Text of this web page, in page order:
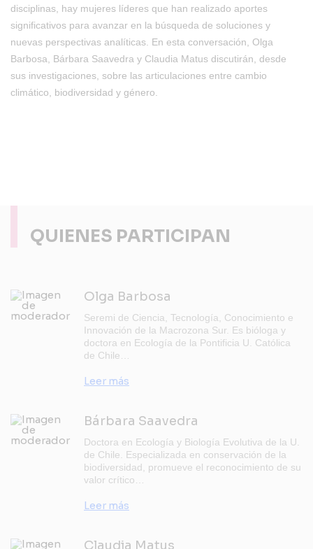
disciplinas, hay mujeres líderes que han realizado aportes
significativos para avanzar en la búsqueda de soluciones y
nuevas perspectivas analíticas. En esta conversación, Olga
Barbosa, Bárbara Saavedra y Claudia Matus discutirán, desde
sus investigaciones, sobre las articulaciones entre cambio
climático, biodiversidad y género.
QUIENES PARTICIPAN
Olga Barbosa
Seremi de Ciencia, Tecnología, Conocimiento e
Innovación de la Macrozona Sur. Es bióloga y
doctora en Ecología de la Pontificia U. Católica
de Chile…
Leer más
Bárbara Saavedra
Doctora en Ecología y Biología Evolutiva de la U.
de Chile. Especializada en conservación de la
biodiversidad, promueve el reconocimiento de su
valor crítico…
Leer más
Claudia Matus